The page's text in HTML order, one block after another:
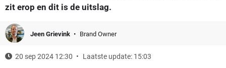
zit erop en dit is de uitslag.
Jeen Grievink Brand Owner
20 sep 2024 12:30 Laatste update: 15:03